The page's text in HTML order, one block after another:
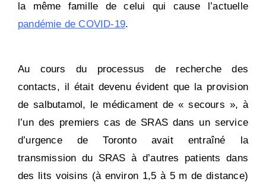
la même famille de celui qui cause l’actuelle
pandémie de COVID-19.
Au cours du processus de recherche des
contacts, il était devenu évident que la provision
desalbutamol, le médicament de « secours », à
l’un des premiers cas de SRAS dans un service
d’urgence de Toronto avait entraîné la
transmission du SRAS à d’autres patients dans
des lits voisins (à environ 1,5 à 5 m de distance)